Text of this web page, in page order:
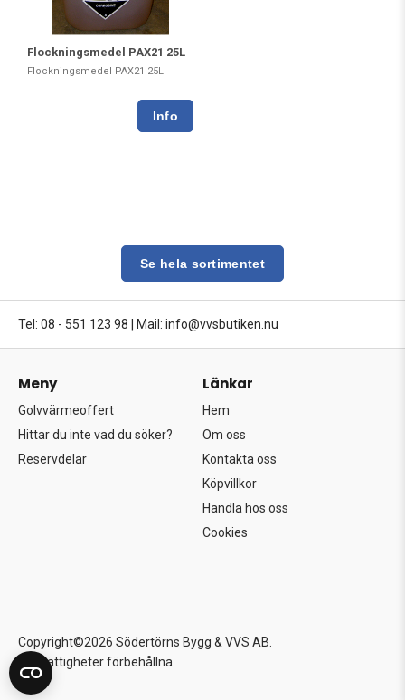
Flockningsmedel PAX21 25L
Flockningsmedel PAX21 25L
Se hela sortimentet
Tel: 08 - 551 123 98 Mail: info@vvsbutiken.nu
Meny
Golvvärmeoffert
Hittar du inte vad du söker?
Reservdelar
Länkar
Hem
Om oss
Kontakta oss
Köpvillkor
Handla hos oss
Cookies
Copyright©2026 Södertörns Bygg & VVS AB.
Alla rättigheter förbehållna.